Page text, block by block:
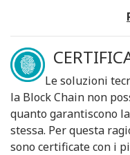
Le soluzioni
la Block Chain non
quanto garantiscono
stessa. Per questa
sono certificate con i